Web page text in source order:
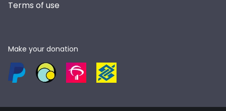
Terms of use
Make your donation